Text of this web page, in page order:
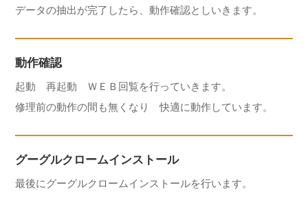
データの抽出が完了したら、動作確認としいきます。
動作確認
起動 再起動 ＷＥＢ回覧を行っていきます。
修理前の動作の間も無くなり 快適に動作しています。
グーグルクロームインストール
最後にグーグルクロームインストールを行います。